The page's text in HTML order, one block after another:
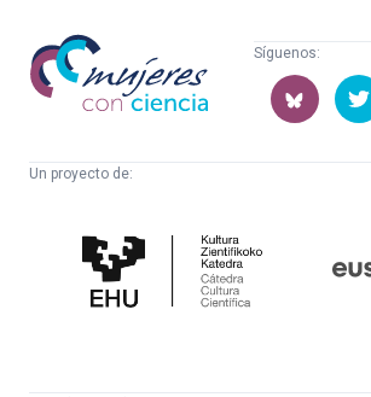
Mujeres
con
ciencia
Síguenos:
Un proyecto de:
Cultura
Científica